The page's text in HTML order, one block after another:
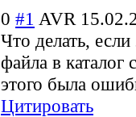
0 #1 AVR
Что делать,
файла в
этого была
Цитировать